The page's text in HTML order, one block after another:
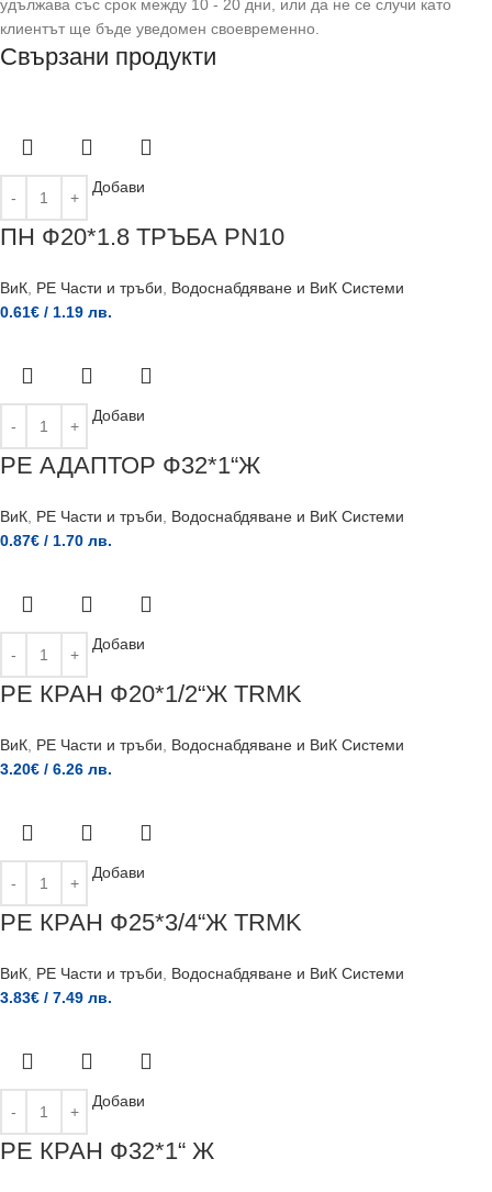
удължава със срок между 10 - 20 дни, или да не се случи като
клиентът ще бъде уведомен своевременно.
Свързани продукти
Добави
ПН Ф20*1.8 ТРЪБА PN10
ВиК, PE Части и тръби, Водоснабдяване и ВиК Системи
0.61€ / 1.19 лв.
Добави
РЕ АДАПТОР Ф32*1“Ж
ВиК, PE Части и тръби, Водоснабдяване и ВиК Системи
0.87€ / 1.70 лв.
Добави
РЕ КРАН Ф20*1/2“Ж TRMK
ВиК, PE Части и тръби, Водоснабдяване и ВиК Системи
3.20€ / 6.26 лв.
Добави
РЕ КРАН Ф25*3/4“Ж TRMK
ВиК, PE Части и тръби, Водоснабдяване и ВиК Системи
3.83€ / 7.49 лв.
Добави
РЕ КРАН Ф32*1“ Ж